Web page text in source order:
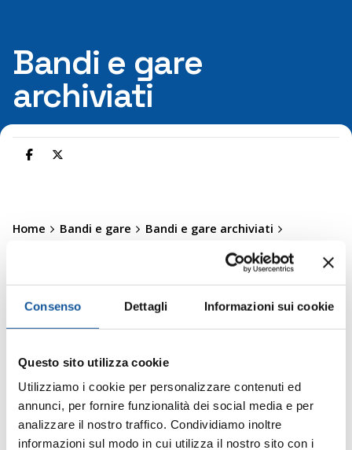
Consenso Dettagli Informazioni sui cookie
Questo sito utilizza cookie
Utilizziamo i cookie per personalizzare contenuti ed
annunci, per fornire funzionalità dei social media e per
analizzare il nostro traffico. Condividiamo inoltre
informazioni sul modo in cui utilizza il nostro sito con i
Bandi e gare
archiviati
Home Bandi e gare
Bandi e gare archiviati
Servizi assicurativi di APT SpA per il
periodo 2021-2022
09/10/2020
Procedura aperta per l’affidamento in appalto dei
servizi assicurativi di APT SpA per il periodo dalle
ore 24:00 del 31 dicembre 2020 fino alle ore 24:00